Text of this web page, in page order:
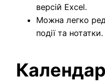
версій Excel.
Можна легко
події та нотатки.
Календар